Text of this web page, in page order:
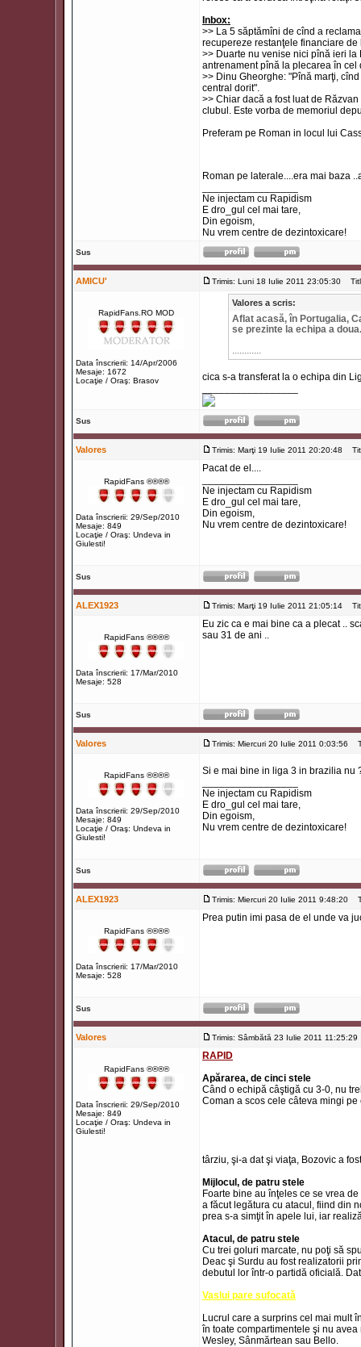
Inbox:
>> La 5 săptămîni de cînd a
recupereze restanţele financiare
>> Duarte nu venise nici pînă ieri
antrenament pînă la plecarea în cel
>> Dinu Gheorghe: "Pînă marţi,
central dorit".
>> Chiar dacă a fost luat de
clubul. Este vorba de memoriul
Preferam pe Roman in locul lui
Roman pe laterale....era mai baza
Ne injectam cu Rapidism
E dro_gul cel mai tare,
Din egoism,
Nu vrem centre de dezintoxicare!
Sus
AMICU' Trimis: Luni 18 Iulie 2011 23:05:30
RapidFans.RO MOD
Data înscrierii: 14/Apr/2006
Mesaje: 1672
Locaţie / Oraş: Brasov
Valores a scris:
Aflat acasă, în Portugalia,
se prezinte la echipa a doua.
............
cica s-a transferat la o echipa din
Sus
Valores Trimis: Marţi 19 Iulie 2011 20:20:48
RapidFans ®®®®
Data înscrierii: 29/Sep/2010
Mesaje: 849
Locaţie / Oraş: Undeva in
Giulesti!
Pacat de el....
Ne injectam cu Rapidism
E dro_gul cel mai tare,
Din egoism,
Nu vrem centre de dezintoxicare!
Sus
ALEX1923 Trimis: Marţi 19 Iulie 2011 21:05:14
RapidFans ®®®®
Data înscrierii: 17/Mar/2010
Mesaje: 528
Eu zic ca e mai bine ca a plecat ..
sau 31 de ani ..
Sus
Valores Trimis: Miercuri 20 Iulie 2011 0:03:56
RapidFans ®®®®
Data înscrierii: 29/Sep/2010
Mesaje: 849
Locaţie / Oraş: Undeva in
Giulesti!
Si e mai bine in liga 3 in brazilia nu
Ne injectam cu Rapidism
E dro_gul cel mai tare,
Din egoism,
Nu vrem centre de dezintoxicare!
Sus
ALEX1923 Trimis: Miercuri 20 Iulie 2011 9:48:20
RapidFans ®®®®
Data înscrierii: 17/Mar/2010
Mesaje: 528
Prea putin imi pasa de el unde va
Sus
Valores Trimis: Sâmbătă 23 Iulie 2011 11:25:29
RapidFans ®®®®
Data înscrierii: 29/Sep/2010
Mesaje: 849
Locaţie / Oraş: Undeva in
Giulesti!
RAPID
Apărarea, de cinci stele
Când o echipă câştigă cu 3-0, nu
Coman a scos cele câteva mingi
târziu, şi-a dat şi viaţa, Bozovic a
Mijlocul, de patru stele
Foarte bine au înţeles ce se vrea
a făcut legătura cu atacul, fiind din
prea s-a simţit în apele lui, iar
Atacul, de patru stele
Cu trei goluri marcate, nu poţi să
Deac şi Surdu au fost realizatorii
debutul lor într-o partidă oficială.
Vaslui pare sufocată
Lucrul care a surprins cel mai mult
în toate compartimentele şi nu
Wesley, Sânmărtean sau Bello.